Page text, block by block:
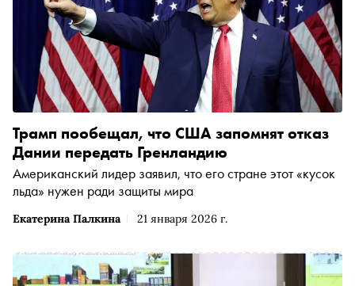
Екатерина Палкина 21 января 2026 г.
Трамп пообещал, что США запомнят отказ
Дании передать Гренландию
Американский лидер заявил, что его стране этот «кусок
льда» нужен ради защиты мира